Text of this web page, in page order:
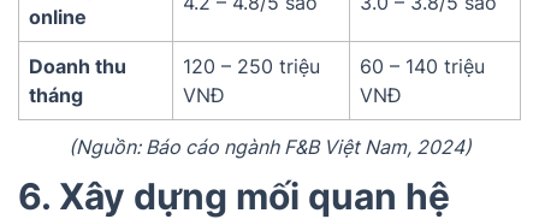
online
Doanh thu
tháng
120 – 250 triệu
VNĐ
60 – 140 triệu
VNĐ
(Nguồn: Báo cáo ngành F&B Việt Nam, 2024)
6. Xây dựng mối quan hệ